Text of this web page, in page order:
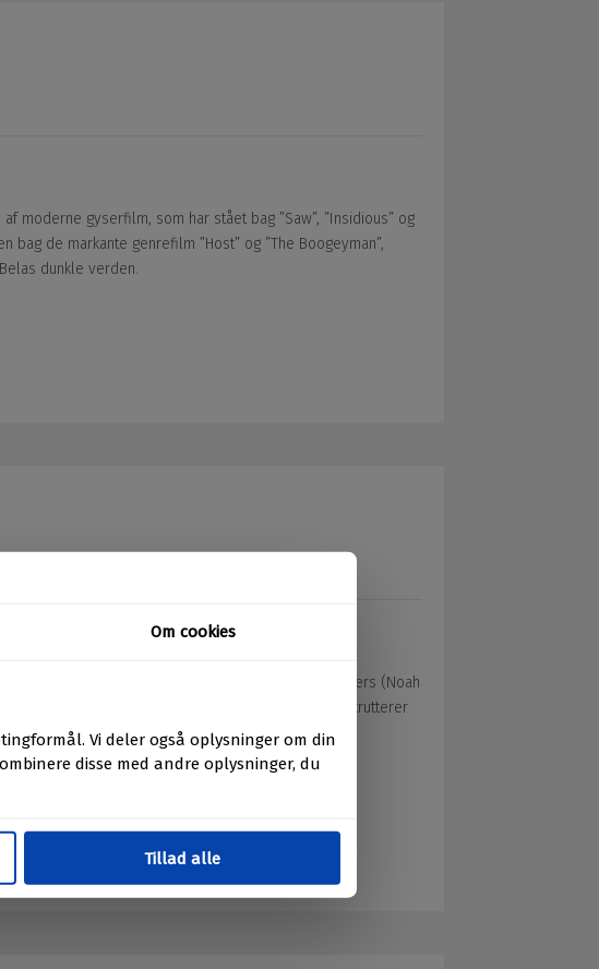
moderne gyserfilm, som har stået bag ”Saw”, ”Insidious” og
bag de markante genrefilm ”Host” og ”The Boogeyman”,
dunkle verden.
Street Fighters Ryu (Andrew Koji) og Ken Masters (Noah
en gang, da den mystiske Chun Li (Callina Liang) rekrutterer
skæbne og raseri mødes.